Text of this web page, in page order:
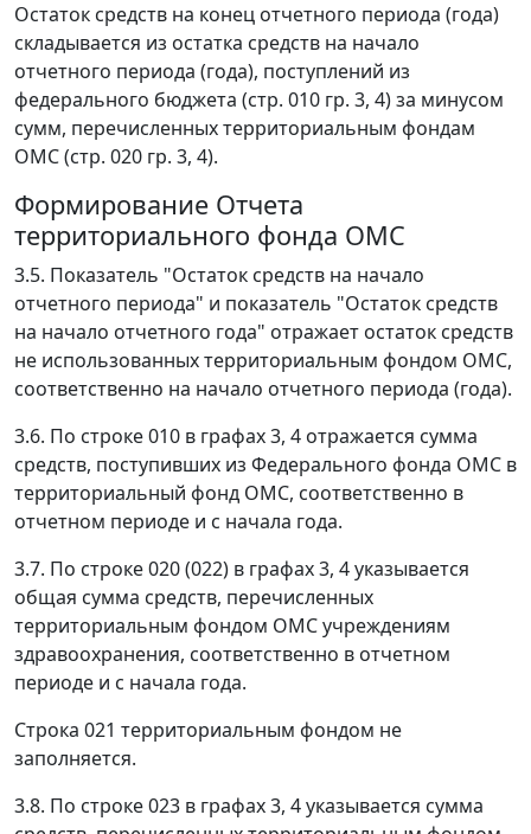
Остаток средств на конец отчетного периода (года)
складывается из остатка средств на начало
отчетного периода (года), поступлений из
федерального бюджета (стр. 010 гр. 3, 4) за минусом
сумм, перечисленных территориальным фондам
ОМС (стр. 020 гр. 3, 4).
Формирование Отчета
территориального фонда ОМС
3.5. Показатель "Остаток средств на начало
отчетного периода" и показатель "Остаток средств
на начало отчетного года" отражает остаток средств
не использованных территориальным фондом ОМС,
соответственно на начало отчетного периода (года).
3.6. По строке 010 в графах 3, 4 отражается сумма
средств, поступивших из Федерального фонда ОМС в
территориальный фонд ОМС, соответственно в
отчетном периоде и с начала года.
3.7. По строке 020 (022) в графах 3, 4 указывается
общая сумма средств, перечисленных
территориальным фондом ОМС учреждениям
здравоохранения, соответственно в отчетном
периоде и с начала года.
Строка 021 территориальным фондом не
заполняется.
3.8. По строке 023 в графах 3, 4 указывается сумма